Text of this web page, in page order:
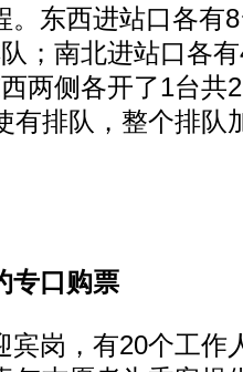
。东西进站口各有
；南北进站口各
两侧各开了1台共
有排队，整个排队
口购票
岗，有20个工作